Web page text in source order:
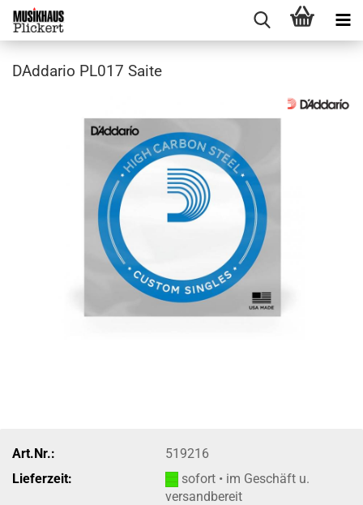
DAddario PL017 Saite
Art.Nr.:
519216
Lieferzeit:
sofort • im Geschäft u.
versandbereit